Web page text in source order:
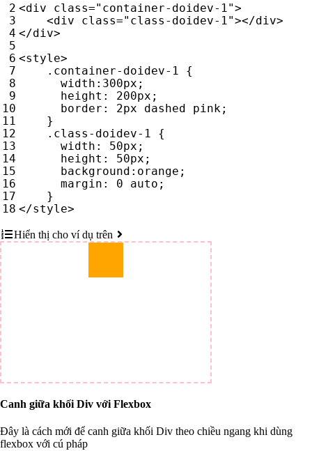
<div class="container-doidev-1">
<div class="class-doidev-1"></div>
</div>
<style>
. container-doidev-1
{
width : 300px ;
height : 200px ;
border : 2px dashed pink ;
}
. class-doidev-1
{
width : 50px ;
height : 50px ;
background : orange ;
margin : 0 auto ;
}
</style>
Hiển thị cho ví dụ trên
Canh giữa khối Div với Flexbox
Đây là cách mới để canh giữa khối Div theo chiều ngang khi dùng
flexbox với cú pháp